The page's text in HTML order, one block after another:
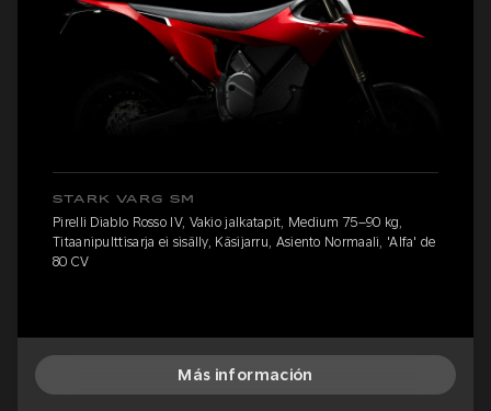
STARK VARG SM
Pirelli Diablo Rosso IV, Vakio jalkatapit, Medium 75–90 kg,
Titaanipulttisarja ei sisälly, Käsijarru, Asiento Normaali, 'Alfa' de
80 CV
Más información